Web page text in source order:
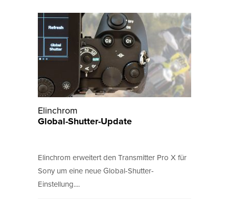
Elinchrom
Global-Shutter-Update
Elinchrom erweitert den Transmitter Pro X für
Sony um eine neue Global-Shutter-
Einstellung....